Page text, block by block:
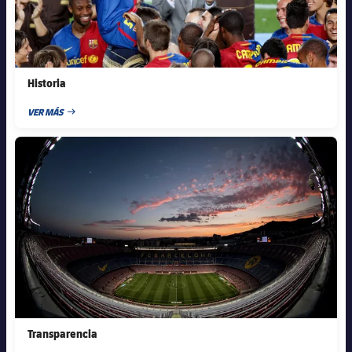
Historia
VER MÁS
FECHA DE PUBLICACIÓN
FC Barcelona club badge
Transparencia